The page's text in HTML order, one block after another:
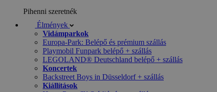
Pihenni szeretnék
Élmények
Vidámparkok
Europa-Park: Belépő és prémium szállás
Playmobil Funpark belépő + szállás
LEGOLAND® Deutschland belépő + szállás
Koncertek
Backstreet Boys in Düsseldorf + szállás
Kiállítások